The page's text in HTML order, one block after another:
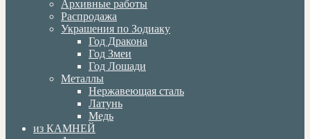
Архивные работы
Распродажа
Украшения по Зодиаку
Год Дракона
Год Змеи
Год Лошади
Металлы
Нержавеющая сталь
Латунь
Медь
из КАМНЕЙ